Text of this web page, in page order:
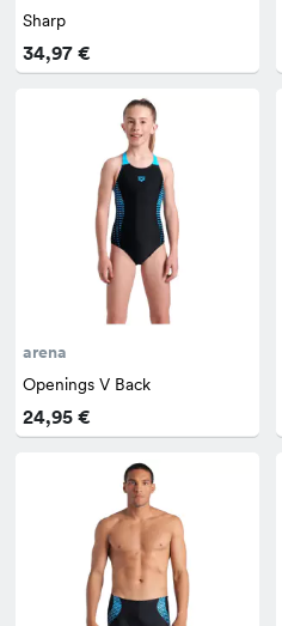
Sharp
34,97 €
arena
Openings V Back
24,95 €